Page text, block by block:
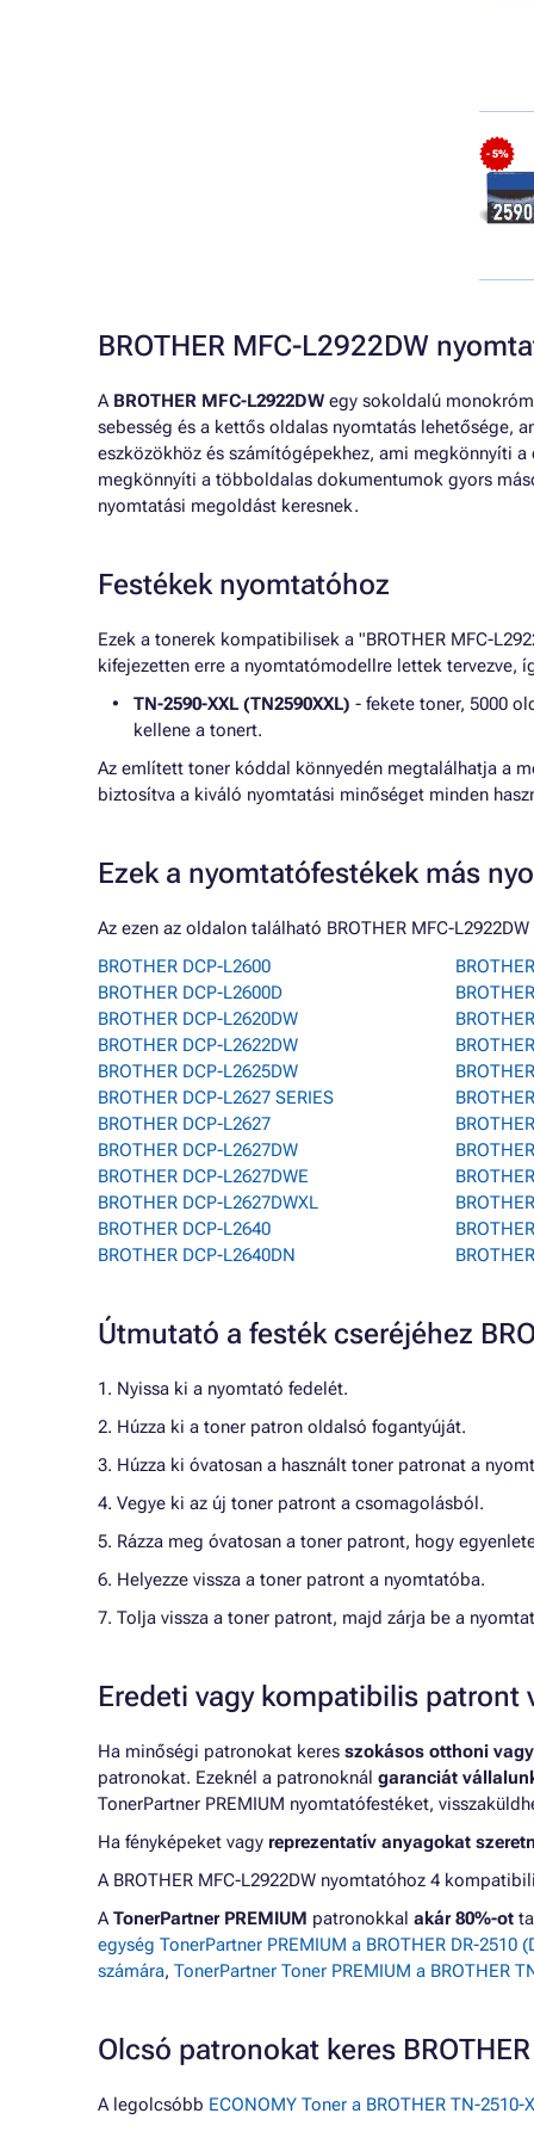
- 5%
BROTHER MFC-L2922DW
A BROTHER MFC-L2922DW egy sokoldalú
sebesség és a kettős oldalas nyomtatás lehetősége,
eszközökhöz és számítógépekhez, ami megkönnyíti
megkönnyíti a többoldalas dokumentumok gyors
nyomtatási megoldást keresnek.
Festékek nyomtatóhoz
Ezek a tonerek kompatibilisek a "BROTHER MFC-
kifejezetten erre a nyomtatómodellre lettek tervezve,
TN-2590-XXL (TN2590XXL) - fekete toner, 5000
kellene a tonert.
Az említett toner kóddal könnyedén megtalálhatja a
biztosítva a kiváló nyomtatási minőséget minden
Ezek a nyomtatófestékek más
Az ezen az oldalon található BROTHER MFC-
BROTHER DCP-L2600
BROTHER DCP-L2600D
BROTHER DCP-L2620DW
BROTHER DCP-L2622DW
BROTHER DCP-L2625DW
BROTHER DCP-L2627 SERIES
BROTHER DCP-L2627
BROTHER DCP-L2627DW
BROTHER DCP-L2627DWE
BROTHER DCP-L2627DWXL
BROTHER DCP-L2640
BROTHER DCP-L2640DN
Útmutató a festék cseréjéhez
1. Nyissa ki a nyomtató fedelét.
2. Húzza ki a toner patron oldalsó fogantyúját.
3. Húzza ki óvatosan a használt toner patronat a
4. Vegye ki az új toner patront a csomagolásból.
5. Rázza meg óvatosan a toner patront, hogy
6. Helyezze vissza a toner patront a nyomtatóba.
7. Tolja vissza a toner patront, majd zárja be a
Eredeti vagy kompatibilis patront
Ha minőségi patronokat keres szokásos otthoni
patronokat. Ezeknél a patronoknál garanciát
TonerPartner PREMIUM nyomtatófestéket,
Ha fényképeket vagy reprezentatív anyagokat
A BROTHER MFC-L2922DW nyomtatóhoz 4
ATonerPartner PREMIUM patronokkal akár 80%-ot
egység TonerPartner PREMIUM a BROTHER DR-2510
számára, TonerPartner Toner PREMIUM a BROTHER
Olcsó patronokat keres
A legolcsóbb ECONOMY Toner a BROTHER TN-